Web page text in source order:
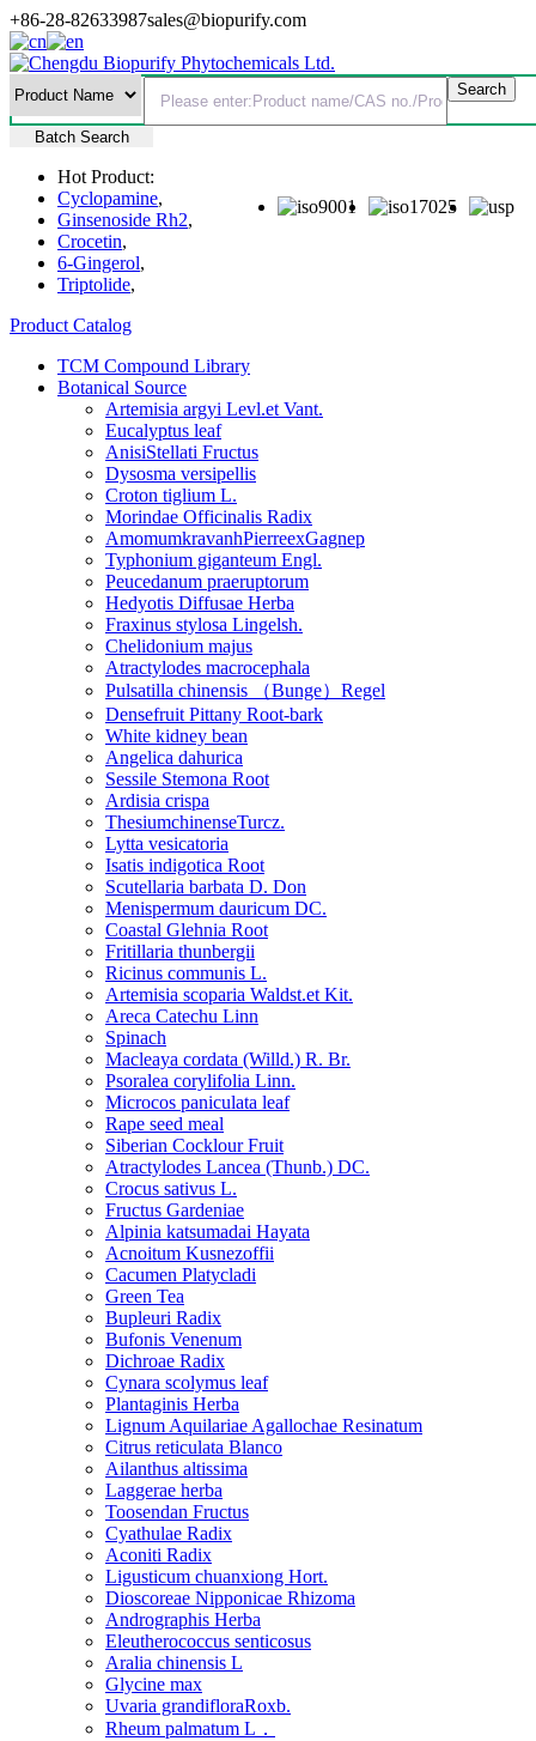
+86-28-82633987sales@biopurify.com
Batch Search
Hot Product:
Cyclopamine,
Ginsenoside Rh2,
Crocetin,
6-Gingerol,
Triptolide,
Product Catalog
TCM Compound Library
Botanical Source
Artemisia argyi Levl.et Vant.
Eucalyptus leaf
AnisiStellati Fructus
Dysosma versipellis
Croton tiglium L.
Morindae Officinalis Radix
AmomumkravanhPierreexGagnep
Typhonium giganteum Engl.
Peucedanum praeruptorum
Hedyotis Diffusae Herba
Fraxinus stylosa Lingelsh.
Chelidonium majus
Atractylodes macrocephala
Pulsatilla chinensis （Bunge）Regel
Densefruit Pittany Root-bark
White kidney bean
Angelica dahurica
Sessile Stemona Root
Ardisia crispa
ThesiumchinenseTurcz.
Lytta vesicatoria
Isatis indigotica Root
Scutellaria barbata D. Don
Menispermum dauricum DC.
Coastal Glehnia Root
Fritillaria thunbergii
Ricinus communis L.
Artemisia scoparia Waldst.et Kit.
Areca Catechu Linn
Spinach
Macleaya cordata (Willd.) R. Br.
Psoralea corylifolia Linn.
Microcos paniculata leaf
Rape seed meal
Siberian Cocklour Fruit
Atractylodes Lancea (Thunb.) DC.
Crocus sativus L.
Fructus Gardeniae
Alpinia katsumadai Hayata
Acnoitum Kusnezoffii
Cacumen Platycladi
Green Tea
Bupleuri Radix
Bufonis Venenum
Dichroae Radix
Cynara scolymus leaf
Plantaginis Herba
Lignum Aquilariae Agallochae Resinatum
Citrus reticulata Blanco
Ailanthus altissima
Laggerae herba
Toosendan Fructus
Cyathulae Radix
Aconiti Radix
Ligusticum chuanxiong Hort.
Dioscoreae Nipponicae Rhizoma
Andrographis Herba
Eleutherococcus senticosus
Aralia chinensis L
Glycine max
Uvaria grandifloraRoxb.
Rheum palmatum L．